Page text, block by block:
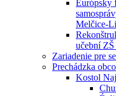
Európsky
Melčice-
učební
Zariadenie pre
Prechádzka
Kostol